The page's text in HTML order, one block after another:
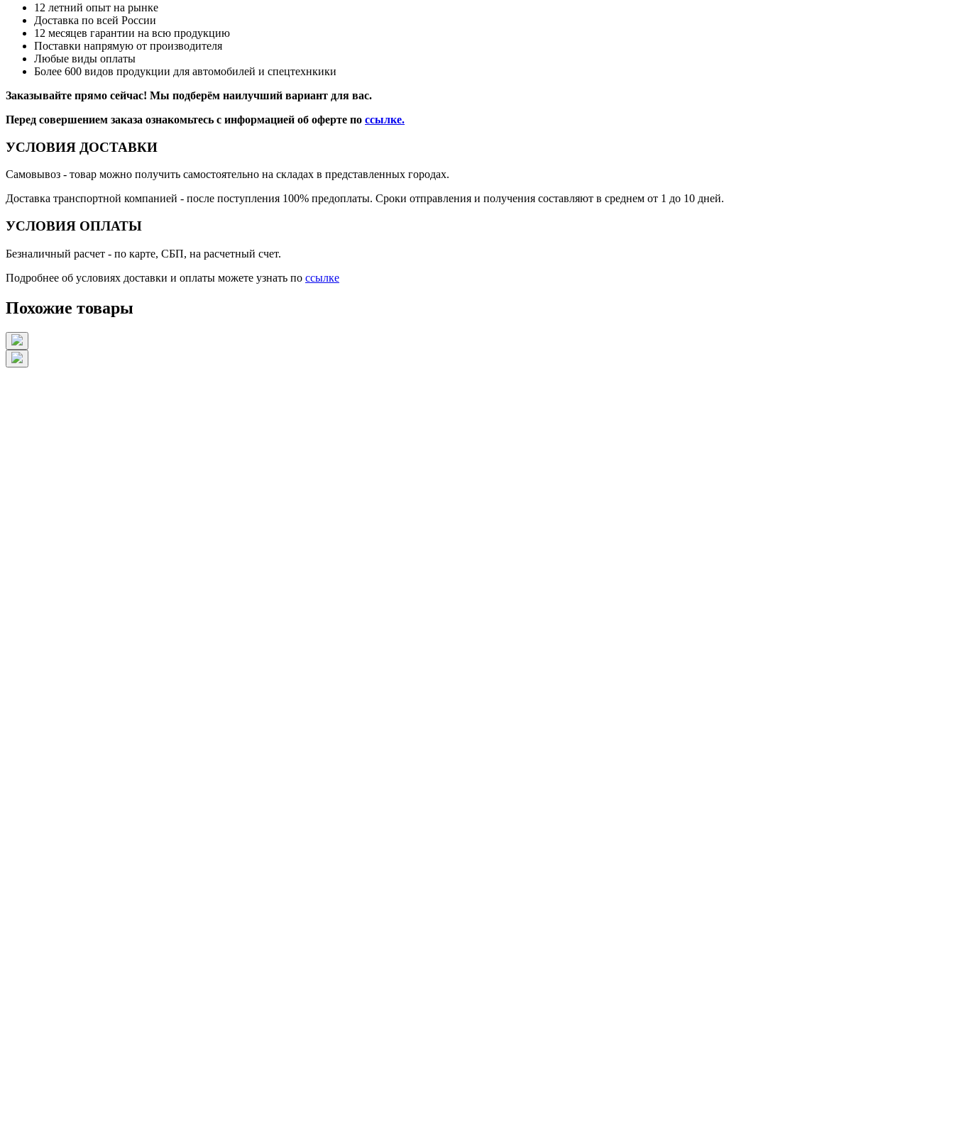
12 летний опыт на рынке
Доставка по всей России
12 месяцев гарантии на всю продукцию
Поставки напрямую от производителя
Любые виды оплаты
Более 600 видов продукции для автомобилей и спецтехнкики
Заказывайте прямо сейчас! Мы подберём наилучший вариант для вас.
Перед совершением заказа ознакомьтесь с информацией об оферте по ссылке.
УСЛОВИЯ ДОСТАВКИ
Самовывоз - товар можно получить самостоятельно на складах в представленных городах.
Доставка транспортной компанией - после поступления 100% предоплаты. Сроки отправления и получения составляют в среднем от 1 до 10 дней.
УСЛОВИЯ ОПЛАТЫ
Безналичный расчет - по карте, СБП, на расчетный счет.
Подробнее об условиях доставки и оплаты можете узнать по ссылке
Похожие товары